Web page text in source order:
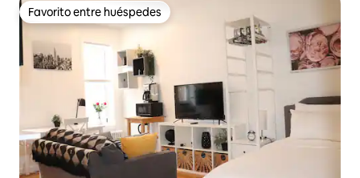
Favorito entre huéspedes
Favorito entre huéspedes